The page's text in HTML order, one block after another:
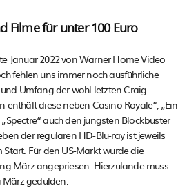
Filme für unter 100 Euro
Januar 2022 von Warner Home Video
fehlen uns immer noch ausführliche
Umfang der wohl letzten Craig-
enthält diese neben Casino Royale“, „Ein
auch den jüngsten Blockbuster
der regulären HD-Blu-ray ist jeweils
Für den US-Markt wurde die
März angepriesen. Hierzulande muss
gedulden.